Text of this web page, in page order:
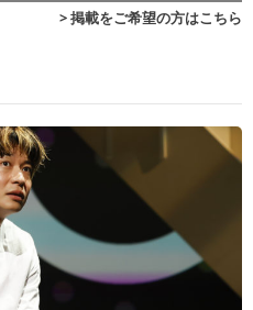
> 掲載をご希望の方はこちら